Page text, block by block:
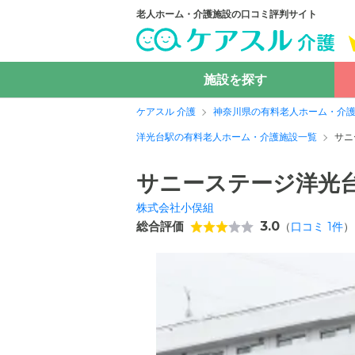
老人ホーム・介護施設の口コミ評判サイト
施設を探す
ケアスル 介護 神奈川県の有料老人ホーム・介
洋光台駅の有料老人ホーム・介護施設一覧 サ
サニーステージ洋光
株式会社小俣組
総合評価 3.0 （口コミ 1件）